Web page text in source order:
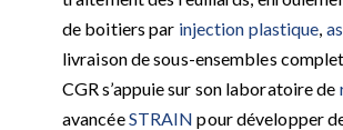
de boitiers par injection plastique,
livraison de sous-ensembles
CGR s’appuie sur son laboratoire de
avancéeSTRAIN pour développer